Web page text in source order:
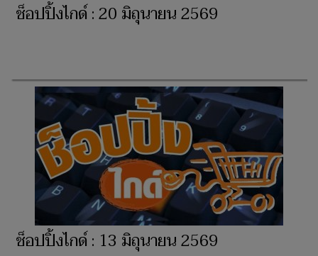
ช็อปปิ้งไกด์ : 20 มิถุนายน 2569
ช็อปปิ้งไกด์ : 13 มิถุนายน 2569